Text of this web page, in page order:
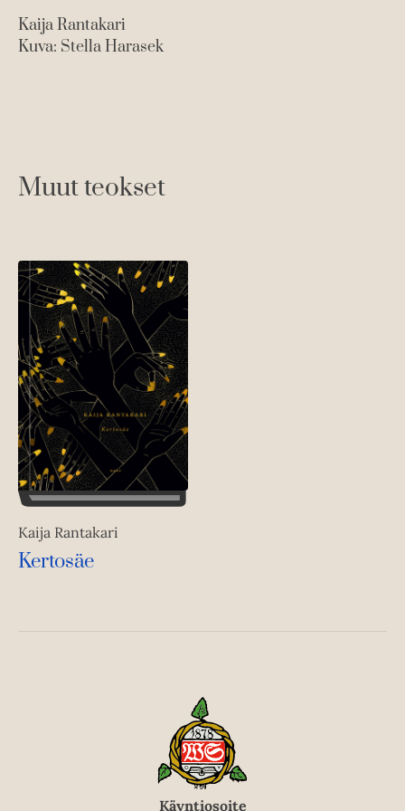
Kaija Rantakari
Kuva: Stella Harasek
Muut teokset
Kaija Rantakari
Kertosäe
Käyntiosoite